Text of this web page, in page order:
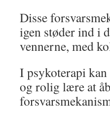
Disse
igen støder ind i
vennerne, med
I psykoterapi
og rolig lære at